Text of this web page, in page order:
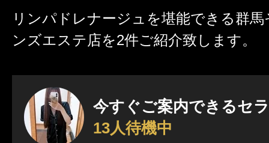
ログイン
夏の特集イベント開催中！
メンズエステ店
リンパドレナージュを堪能できる群
ンズエステ店を2件ご紹介致します。
今すぐご案内できるセ
13人待機中